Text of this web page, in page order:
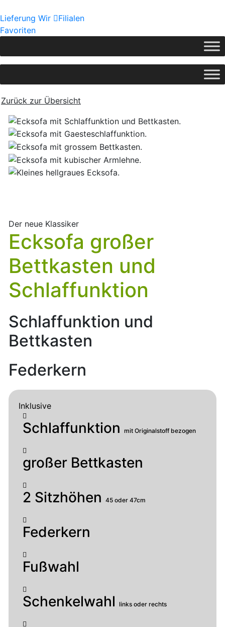
Lieferung Wir
Filialen
Favoriten
Zurück zur Übersicht
Der neue Klassiker
Ecksofa großer
Bettkasten und
Schlaffunktion
Schlaffunktion und
Bettkasten
Federkern
Inklusive
Schlaffunktion mit Originalstoff bezogen
großer Bettkasten
2 Sitzhöhen 45 oder 47cm
Federkern
Fußwahl
Schenkelwahl links oder rechts